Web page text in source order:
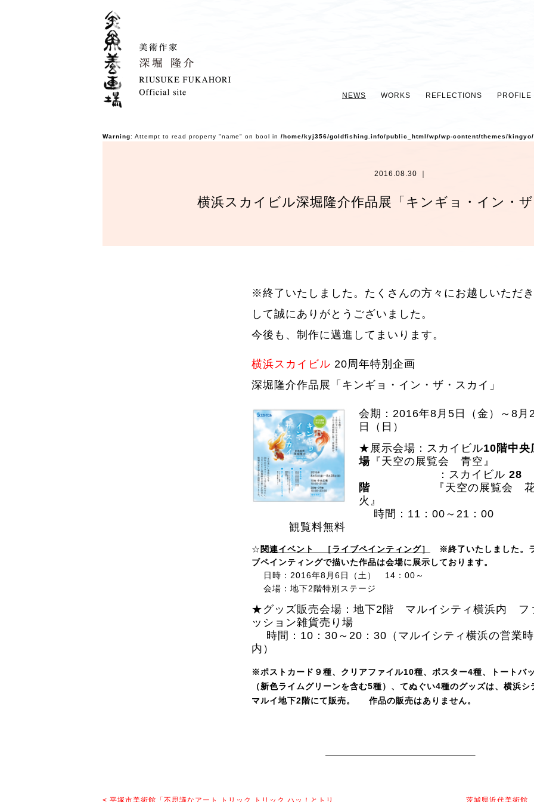
NEWS WORKS REFLECTIONS PROFILE
Warning: Attempt to read property "name" on bool in /home/kyj356/goldfishing.info/public_html/wp/wp-content/themes/
2016.08.30 ｜
横浜スカイビル深堀隆介作品展「キンギョ・イン・ザ
※終了いたしました。たくさんの方々にお越しいただき
して誠にありがとうございました。
今後も、制作に邁進してまいります。
横浜スカイビル 20周年特別企画
深堀隆介作品展「キンギョ・イン・ザ・スカイ」
会期：2016年8月5日（金）～8月
日（日）
★展示会場：スカイビル10階中央
場 『天空の展覧会 青空』
：スカイビル 28
階 『天空の展覧会
火』
時間：11：00～21：00
観覧料無料
☆ 関連イベント ［ライブペインティング］ ※終了いたしました。
ブペインティングで描いた作品は会場に展示しております。
日時：2016年8月6日（土） 14：00～
会場：地下2階特別ステージ
★ グッズ販売会場：地下2階 マルイシティ横浜内 フ
ッション雑貨売り場
時間：10：30～20：30（マルイシティ横浜の営業時
内）
※ポストカード９種、クリアファイル10種、 ポスター4種、
トートバ
（新色ライムグリーンを含む5種）、てぬぐい4種のグッズは、横浜シ
マルイ地下2階にて販売。 作品の販売はありません。
< 平塚市美術館「不思議なアート トリック トリック ハッ！とトリ 茨城県近代美術館